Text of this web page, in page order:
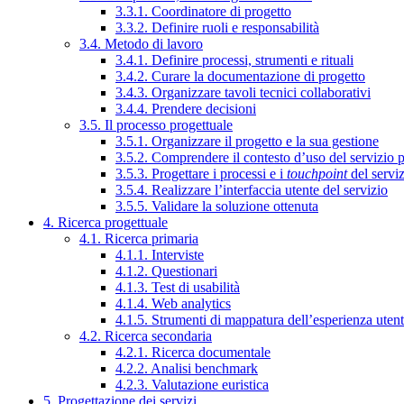
3.3.1. Coordinatore di progetto
3.3.2. Definire ruoli e responsabilità
3.4. Metodo di lavoro
3.4.1. Definire processi, strumenti e rituali
3.4.2. Curare la documentazione di progetto
3.4.3. Organizzare tavoli tecnici collaborativi
3.4.4. Prendere decisioni
3.5. Il processo progettuale
3.5.1. Organizzare il progetto e la sua gestione
3.5.2. Comprendere il contesto d’uso del servizio
3.5.3. Progettare i processi e i touchpointdel
3.5.4. Realizzare l’interfaccia utente del servizio
3.5.5. Validare la soluzione ottenuta
4. Ricerca progettuale
4.1. Ricerca primaria
4.1.1. Interviste
4.1.2. Questionari
4.1.3. Test di usabilità
4.1.4. Web analytics
4.1.5. Strumenti di mappatura dell’esperienza
4.2. Ricerca secondaria
4.2.1. Ricerca documentale
4.2.2. Analisi benchmark
4.2.3. Valutazione euristica
5. Progettazione dei servizi